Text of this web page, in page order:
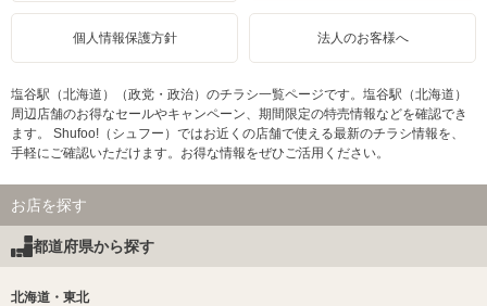
個人情報保護方針 法人のお客様へ
塩谷駅（北海道）（政党・政治）のチラシ一覧ページです。塩谷駅（北海道）
周辺店舗のお得なセールやキャンペーン、期間限定の特売情報などを確認でき
ます。 Shufoo!（シュフー）ではお近くの店舗で使える最新のチラシ情報を、
手軽にご確認いただけます。お得な情報をぜひご活用ください。
お店を探す
都道府県から探す
北海道・東北